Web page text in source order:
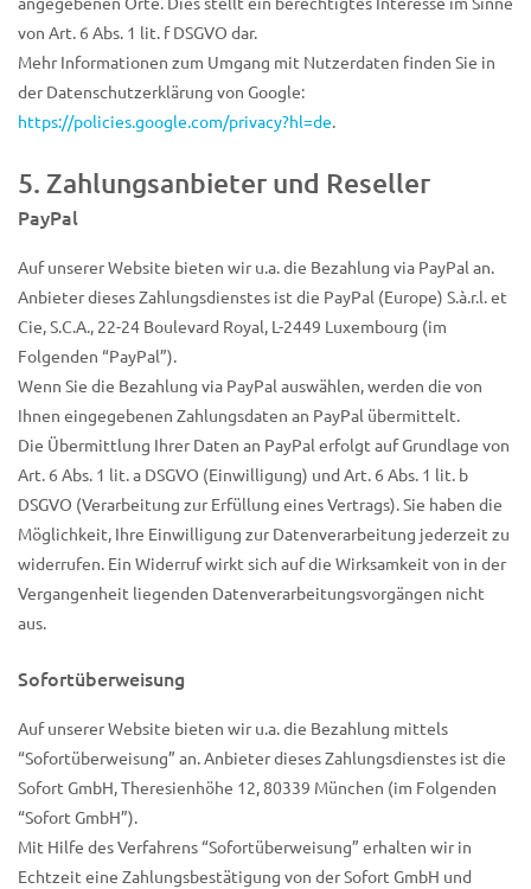
von Art. 6 Abs. 1 lit. f DSGVO dar.
Mehr Informationen zum Umgang mit Nutzerdaten finden Sie in
der Datenschutzerklärung von Google:
https://policies.google.com/privacy?hl=de.
5. Zahlungsanbieter und Reseller
PayPal
Auf unserer Website bieten wir u.a. die Bezahlung via PayPal an.
Anbieter dieses Zahlungsdienstes ist die PayPal (Europe) S.à.r.l. et
Cie, S.C.A., 22-24 Boulevard Royal, L-2449 Luxembourg (im
Folgenden “PayPal”).
Wenn Sie die Bezahlung via PayPal auswählen, werden die von
Ihnen eingegebenen Zahlungsdaten an PayPal übermittelt.
Die Übermittlung Ihrer Daten an PayPal erfolgt auf Grundlage von
Art. 6 Abs. 1 lit. a DSGVO (Einwilligung) und Art. 6 Abs. 1 lit. b
DSGVO (Verarbeitung zur Erfüllung eines Vertrags). Sie haben die
Möglichkeit, Ihre Einwilligung zur Datenverarbeitung jederzeit zu
widerrufen. Ein Widerruf wirkt sich auf die Wirksamkeit von in der
Vergangenheit liegenden Datenverarbeitungsvorgängen nicht
aus.
Sofortüberweisung
Auf unserer Website bieten wir u.a. die Bezahlung mittels
“Sofortüberweisung” an. Anbieter dieses Zahlungsdienstes ist die
Sofort GmbH, Theresienhöhe 12, 80339 München (im Folgenden
“Sofort GmbH”).
Mit Hilfe des Verfahrens “Sofortüberweisung” erhalten wir in
Echtzeit eine Zahlungsbestätigung von der Sofort GmbH und